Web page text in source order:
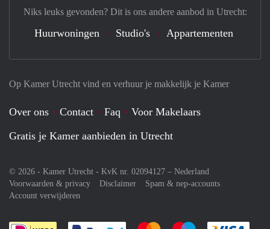
Op Kamer Utrecht vind en verhuur je makkelijk je Kamer
Over ons Contact Faq
Voor Makelaars
Gratis je Kamer aanbieden in Utrecht
© 2026 - Kamer Utrecht - KvK nr. 02094127 – Nederland
Voorwaarden & privacy
Disclaimer
Spam & nep-accounts
Account verwijderen
Niks leuks gevonden? Dit is ons andere aanbod in Utrecht:
Huurwoningen Studio's Appartementen